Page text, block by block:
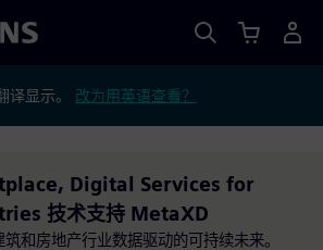
译显示。 改为用英语查看？
Digital Services for
技术支持 MetaXD
和房地产行业数据驱动的可持续未来。